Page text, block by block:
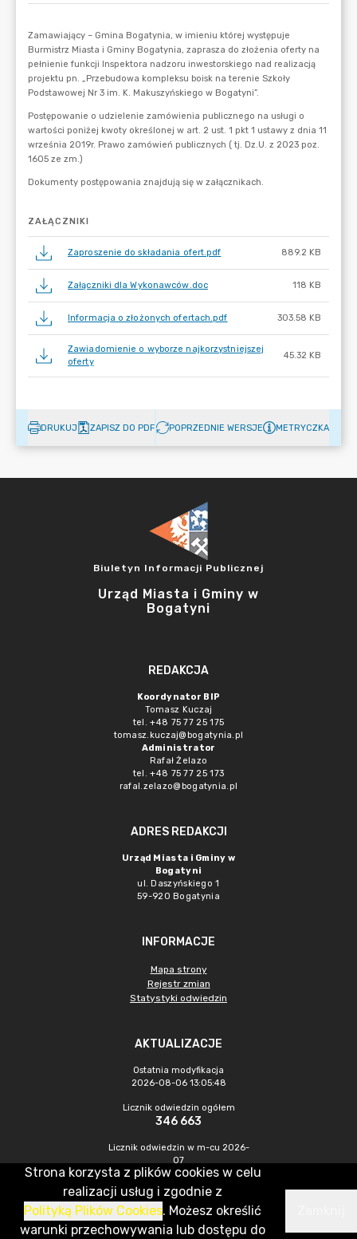
ZAŁĄCZNIKI
Zaproszenie do składania ofert.pdf 889.2 KB
Załączniki dla Wykonawców.doc 118 KB
Informacja o złożonych ofertach.pdf 303.58 KB
Zawiadomienie o wyborze najkorzystniejszej
oferty
45.32 KB
DRUKUJ ZAPISZ DO PDF POPRZEDNIE WERSJE METRYCZKA
Biuletyn Informacji Publicznej
Urząd Miasta i Gminy w
Bogatyni
REDAKCJA
Koordynator BIP
Tomasz Kuczaj
tel. +48 75 77 25 175
tomasz.kuczaj@bogatynia.pl
Administrator
Rafał Żelazo
tel. +48 75 77 25 173
rafal.zelazo@bogatynia.pl
ADRES REDAKCJI
Urząd Miasta i Gminy w
Bogatyni
ul. Daszyńskiego 1
59-920 Bogatynia
INFORMACJE
Mapa strony
Rejestr zmian
Statystyki odwiedzin
AKTUALIZACJE
Ostatnia modyfikacja
2026-08-06 13:05:48
Licznik odwiedzin ogółem
346 663
Licznik odwiedzin w m-cu 2026-
07
1 054
CMS & Hosting: Nefeni Sp. z o.o.
Strona korzysta z plików cookies w celu
realizacji usług i zgodnie z
Polityką Plików Cookies. Możesz określić
warunki przechowywania lub dostępu do